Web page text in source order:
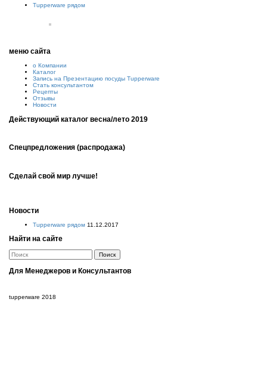
Tupperware рядом
меню сайта
о Компании
Каталог
Запись на Презентацию посуды Tupperware
Стать консультантом
Рецепты
Отзывы
Новости
Действующий каталог весна/лето 2019
Спецпредложения (распродажа)
Сделай свой мир лучше!
Новости
Tupperware рядом 11.12.2017
Найти на сайте
Для Менеджеров и Консультантов
tupperware 2018